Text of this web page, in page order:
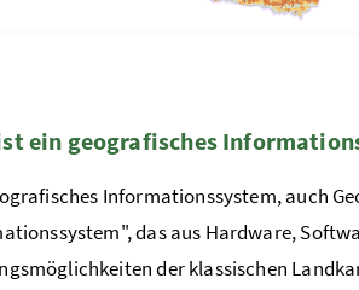
ein geografisches
Informationssystem, auch
das aus Hardware,
der klassischen